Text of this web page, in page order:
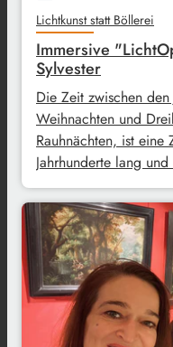
Lichtkunst statt Böllerei
Immersive
Sylvester
Die Zeit zwischen
Weihnachten und
Rauhnächten, ist
Jahrhunderte lang